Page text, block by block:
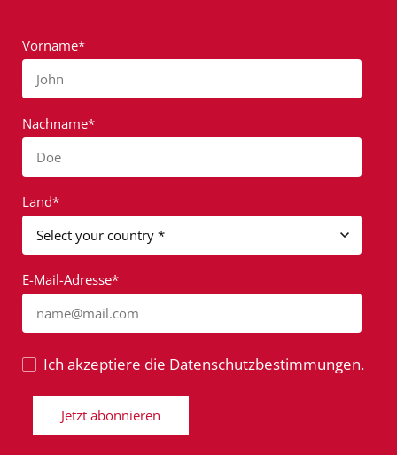
Vorname*
John
Nachname*
Doe
Land*
E-Mail-Adresse*
name@mail.com
Ich akzeptiere die Datenschutzbestimmungen.
Jetzt abonnieren